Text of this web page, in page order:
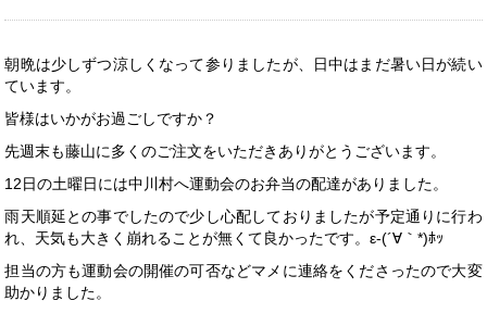
朝晩は少しずつ涼しくなって参りましたが、日中はまだ暑い日が続い
ています。
皆様はいかがお過ごしですか？
先週末も藤山に多くのご注文をいただきありがとうございます。
12日の土曜日には中川村へ運動会のお弁当の配達がありました。
雨天順延との事でしたので少し心配しておりましたが予定通りに行わ
れ、天気も大きく崩れることが無くて良かったです。ε-(´∀｀*)ﾎｯ
担当の方も運動会の開催の可否などマメに連絡をくださったので大変
助かりました。